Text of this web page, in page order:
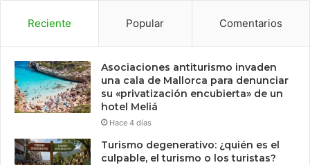
Reciente Popular Comentarios
Asociaciones antiturismo invaden
una cala de Mallorca para denunciar
su «privatización encubierta» de un
hotel Meliá
Hace 4 días
Turismo degenerativo: ¿quién es el
culpable, el turismo o los turistas?